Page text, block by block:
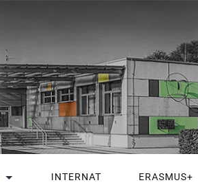
INTERNAT ERASMUS+